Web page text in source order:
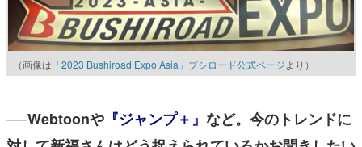
（画像は 「2023 Bushiroad Expo Asia」ブシロード公式ページより）
──Webtoonや 『ジャンプ＋』 など。今のトレンドに